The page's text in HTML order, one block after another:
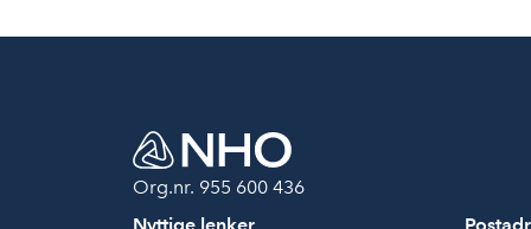
Org.nr. 955 600 436